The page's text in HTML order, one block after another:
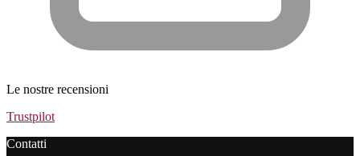
Le nostre recensioni
Trustpilot
Contatti